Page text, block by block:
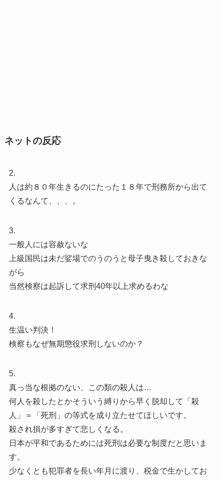
ネットの反応
2.
人は約８０年生きるのにたった１８年で刑務所から出て
くるなんて、、、。
3.
一般人には容赦ないな
上級国民は未だ娑場でのうのうと母子曳き殺しておきな
がら
当然検察は起訴して求刑40年以上求めるわな
4.
生温い判決！
検察もなぜ無期懲役求刑しないのか？
5.
真っ当な根拠のない、この類の殺人は…
何人を殺したとかそういう縛りから早く脱却して「殺
人」＝「死刑」の等式を成り立たせてほしいです。
殺され損が多すぎて悲しくなる。
日本が平和であるためには死刑は必要な制度だと思いま
す。
少なくとも犯罪者を長い年月に渡り、税金で生かしてお